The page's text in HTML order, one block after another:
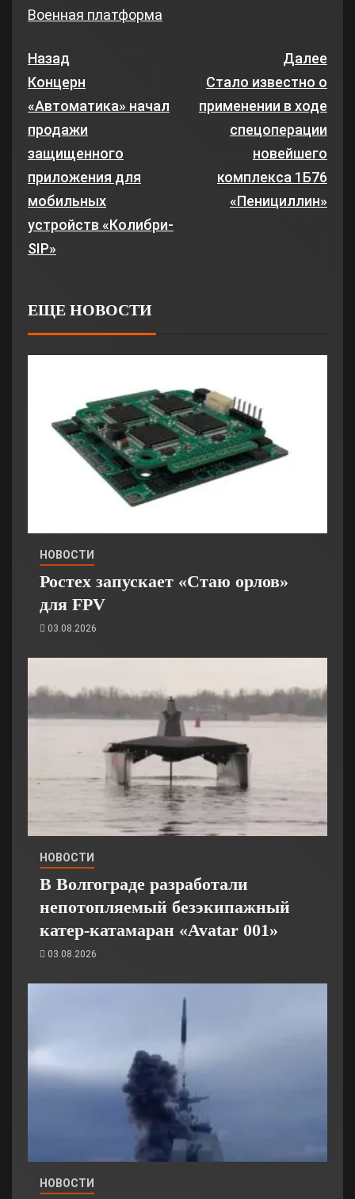
Военная платформа
Назад
Концерн
«Автоматика» начал
продажи
защищенного
приложения для
мобильных
устройств «Колибри-
SIP»
Далее
Стало известно о
применении в ходе
спецоперации
новейшего
комплекса 1Б76
«Пенициллин»
ЕЩЕ НОВОСТИ
НОВОСТИ
Ростех запускает «Стаю орлов»
для FPV
03.08.2026
НОВОСТИ
В Волгограде разработали
непотопляемый безэкипажный
катер-катамаран «Avatar 001»
03.08.2026
НОВОСТИ